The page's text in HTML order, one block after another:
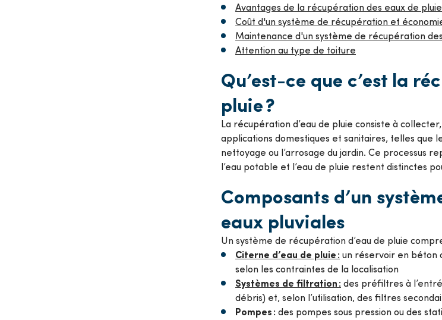
Avantages de la récupération des eaux de
Coût d'un système de récupération et
Maintenance d'un système de récupération
Attention au type de toiture
Qu’est-ce que c’est la
pluie ?
La récupération d’eau de pluie consiste à
applications domestiques et sanitaires, telles que
nettoyage ou l’arrosage du jardin. Ce processus
l’eau potable et l’eau de pluie restent distinctes
Composants d’un
eaux pluviales
Un système de récupération d’eau de pluie
Citerne d’eau de pluie : un réservoir en béton
selon les contraintes de la localisation
Systèmes de filtration : des préfiltres à
débris) et, selon l’utilisation, des filtres
Pompes : des pompes sous pression ou des